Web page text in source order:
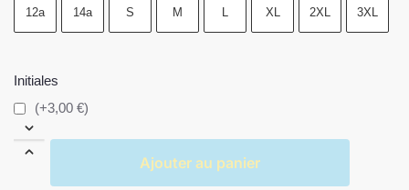
12a 14a S M L XL 2XL 3XL
Initiales
(+3,00 €)
Ajouter au panier